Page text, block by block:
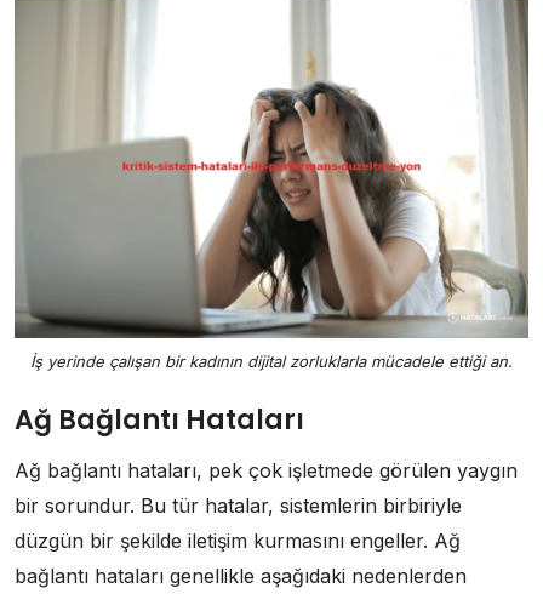
İş yerinde çalışan bir kadının dijital zorluklarla mücadele ettiği an.
Ağ Bağlantı Hataları
Ağ bağlantı hataları, pek çok işletmede görülen yaygın
bir sorundur. Bu tür hatalar, sistemlerin birbiriyle
düzgün bir şekilde iletişim kurmasını engeller. Ağ
bağlantı hataları genellikle aşağıdaki nedenlerden